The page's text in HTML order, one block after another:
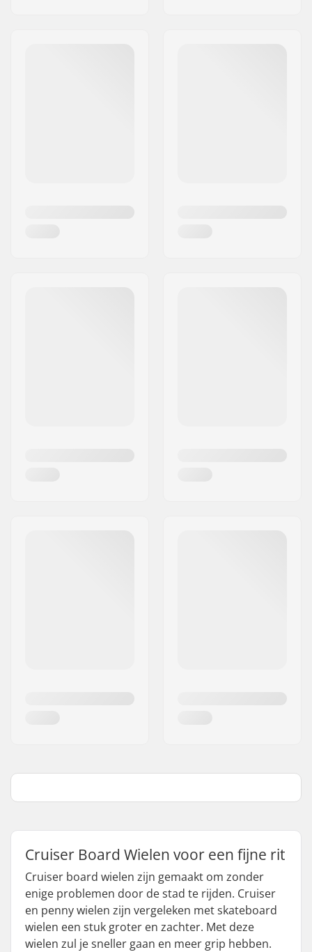
Cruiser Board Wielen voor een fijne rit
Cruiser board wielen zijn gemaakt om zonder
enige problemen door de stad te rijden. Cruiser
en penny wielen zijn vergeleken met skateboard
wielen een stuk groter en zachter. Met deze
wielen zul je sneller gaan en meer grip hebben.